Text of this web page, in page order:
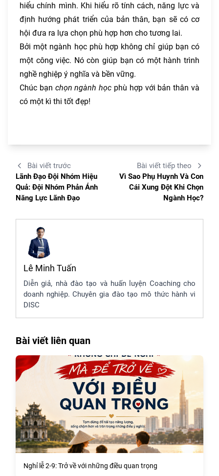
hiểu chính mình. Khi hiểu rõ tính cách, năng lực và
định hướng phát triển của bản thân, bạn sẽ có cơ
hội đưa ra lựa chọn phù hợp hơn cho tương lai.
Bởi một ngành học phù hợp không chỉ giúp bạn có
một công việc. Nó còn giúp bạn có một hành trình
nghề nghiệp ý nghĩa và bền vững.
Chúc bạn chọn ngành học phù hợp với bản thân và
có một kì thi tốt đẹp!
Bài viết trước
Lãnh Đạo Đội Nhóm Hiệu
Quả: Đội Nhóm Phản Ánh
Năng Lực Lãnh Đạo
Bài viết tiếp theo
Vì Sao Phụ Huynh Và Con
Cái Xung Đột Khi Chọn
Ngành Học?
Lê Minh Tuấn
Diễn giả, nhà đào tạo và huấn luyện Coaching cho
doanh nghiệp. Chuyên gia đào tạo mô thức hành vi
DISC
Bài viết liên quan
Nghỉ lễ 2-9: Trở về với những điều quan trọng